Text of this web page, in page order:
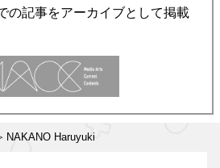
の記事をアーカイブとして掲載
Haruyuki